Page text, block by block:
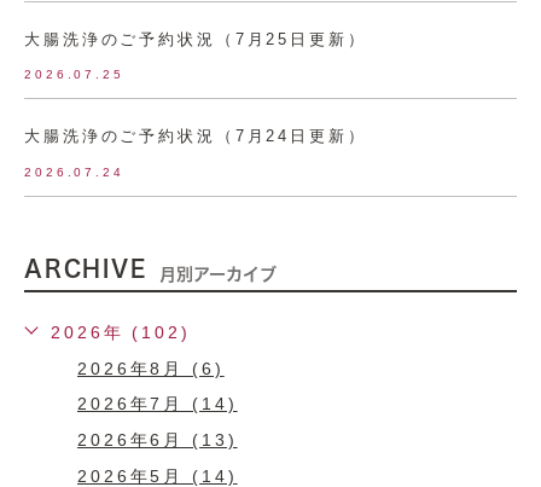
大腸洗浄のご予約状況（7月25日更新）
2026.07.25
大腸洗浄のご予約状況（7月24日更新）
2026.07.24
ARCHIVE 月別アーカイブ
2026年 (102)
2026年8月 (6)
2026年7月 (14)
2026年6月 (13)
2026年5月 (14)